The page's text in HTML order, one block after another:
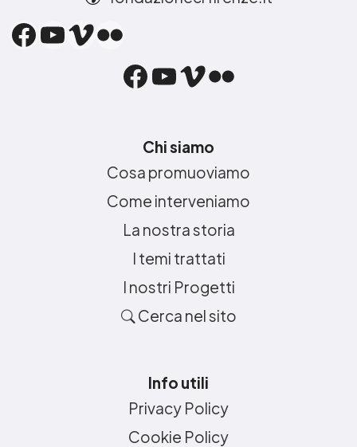
Facebook
YouTube
Vimeo
Flickr
Facebook
YouTube
Vimeo
Flickr
Chi siamo
Cosa promuoviamo
Come interveniamo
La nostra storia
I temi trattati
I nostri Progetti
Cerca nel sito
Info utili
Privacy Policy
Cookie Policy